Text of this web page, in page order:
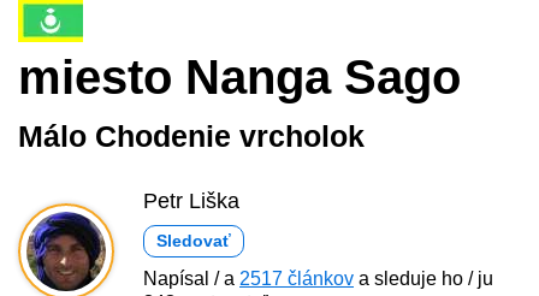
miesto Nanga Sago
Málo Chodenie vrcholok
Petr Liška
Sledovať
Napísal / a 2517 článkov a sleduje ho / ju